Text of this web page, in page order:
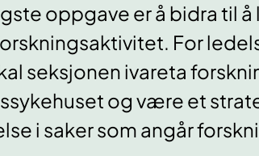
oppgave er å bidra til
For
seksjonen ivareta
og være et
i saker som angår